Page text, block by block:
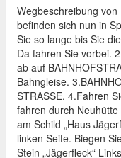
Wegbeschreibung
befinden sich nun in
Sie so lange bis Sie
Da fahren Sie vorbei.
ab auf
Bahngleise.
STRASSE. 4.Fahren
fahren durch
am Schild „Haus
linken Seite. Biegen
Stein „Jägerfleck“